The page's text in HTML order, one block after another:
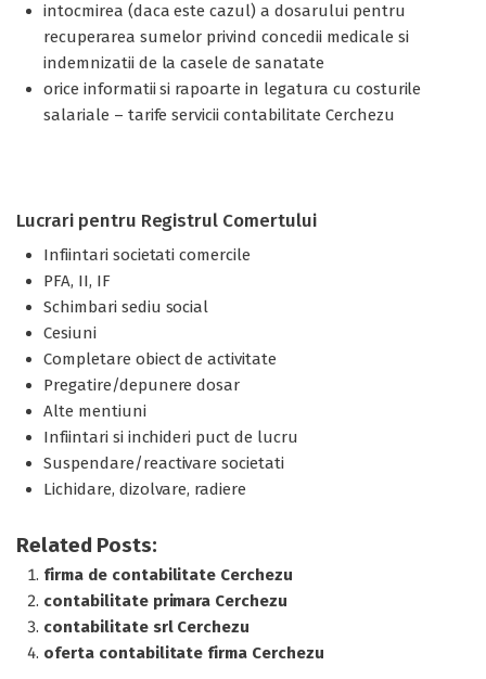
intocmirea (daca este cazul) a dosarului pentru
recuperarea sumelor privind concedii medicale si
indemnizatii de la casele de sanatate
orice informatii si rapoarte in legatura cu costurile
salariale – tarife servicii contabilitate Cerchezu
Lucrari pentru Registrul Comertului
Infiintari societati comercile
PFA, II, IF
Schimbari sediu social
Cesiuni
Completare obiect de activitate
Pregatire/depunere dosar
Alte mentiuni
Infiintari si inchideri puct de lucru
Suspendare/reactivare societati
Lichidare, dizolvare, radiere
Related Posts:
firma de contabilitate Cerchezu
contabilitate primara Cerchezu
contabilitate srl Cerchezu
oferta contabilitate firma Cerchezu